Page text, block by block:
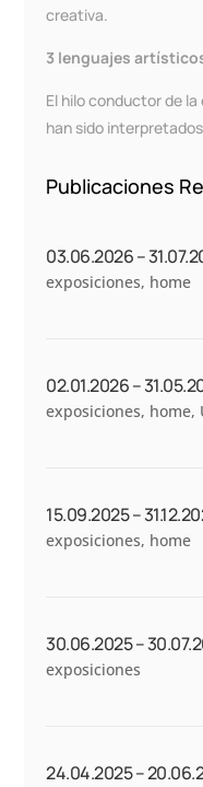
creativa.
3 lenguajes
El hilo conductor de
han sido
Publicaciones
03.06.2026 –
exposiciones, home
02.01.2026 –
exposiciones, home,
15.09.2025 –
exposiciones, home
30.06.2025 –
exposiciones
24.04.2025 –